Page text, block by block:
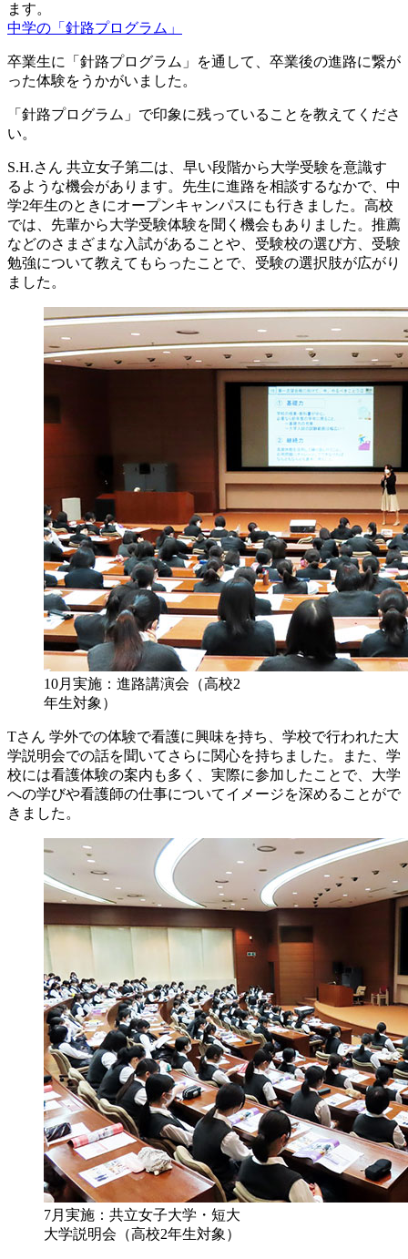
ます。
中学の「針路プログラム」
卒業生に「針路プログラム」を通して、卒業後の進路に繋が
った体験をうかがいました。
「針路プログラム」で印象に残っていることを教えてくださ
い。
S.H.さん 共立女子第二は、早い段階から大学受験を意識す
るような機会があります。先生に進路を相談するなかで、中
学2年生のときにオープンキャンパスにも行きました。高校
では、先輩から大学受験体験を聞く機会もありました。推薦
などのさまざまな入試があることや、受験校の選び方、受験
勉強について教えてもらったことで、受験の選択肢が広がり
ました。
10月実施：進路講演会（高校2
年生対象）
Tさん 学外での体験で看護に興味を持ち、学校で行われた大
学説明会での話を聞いてさらに関心を持ちました。また、学
校には看護体験の案内も多く、実際に参加したことで、大学
への学びや看護師の仕事についてイメージを深めることがで
きました。
7月実施：共立女子大学・短大
大学説明会（高校2年生対象）